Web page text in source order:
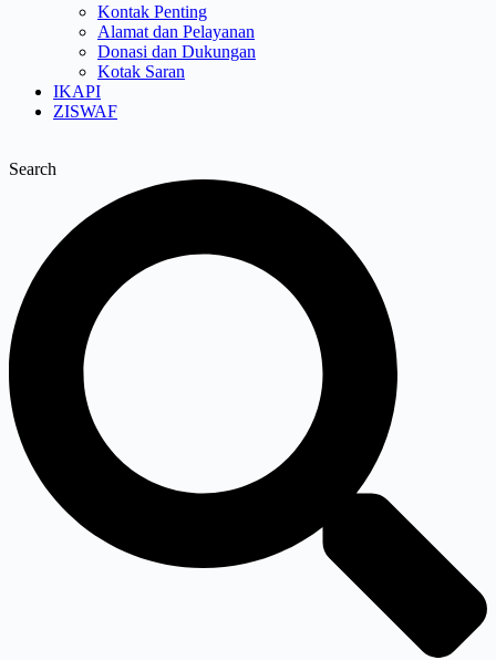
Kontak Penting
Alamat dan Pelayanan
Donasi dan Dukungan
Kotak Saran
IKAPI
ZISWAF
Search